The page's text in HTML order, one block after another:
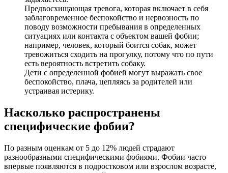
(антропофобия, не путать с социофобией- страхом или
тревогой социального взаимодействия).
Фобии травм и инъекций крови: они включают страх
получить травму (травматофобия) или фобия болезни
(нозофобия), увидеть кровь (гемофобия) или
инвазивные медицинские процедуры, такие как
анализы крови или инъекции (трипанофобия).
Другие фобии: к ним относятся фобия смерти
(танатофобия), боязнь одиночества (аутофобия), страх
жизни (всего- пантофобия, панфобия, панофобия), страх
детей (педофобия), страх падения с высоты (акрофобия),
страх костюмированных персонажей (масок-
маскафобия, клоунов-коулрофобия), фобия языка, слов
(логофобия).
Предвосхищающая тревога, которая включает в себя
заблаговременное беспокойство и нервозность по
поводу возможности пребывания в определенных
ситуациях или контакта с объектом вашей фобии;
например, человек, который боится собак, может
тревожиться сходить на прогулку, потому что по пути
есть вероятность встретить собаку.
Дети с определенной фобией могут выражать свое
беспокойство, плача, цепляясь за родителей или
устраивая истерику.
Насколько распространены
специфические фобии?
По разным оценкам от 5 до 12% людей страдают
разнообразными специфическими фобиями. Фобии часто
впервые появляются в подростковом или взрослом возрасте,